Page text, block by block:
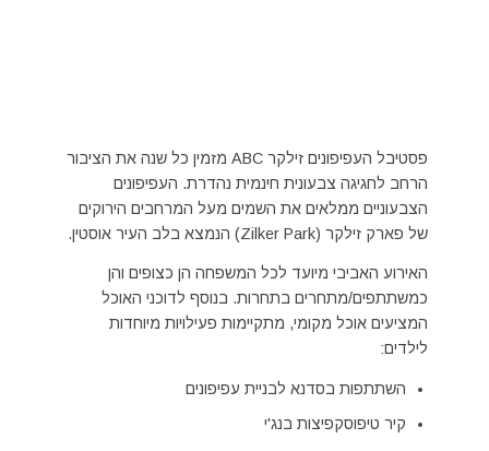
פסטיבל העפיפונים זילקר ABC מזמין כל שנה את הציבור
הרחב לחגיגה צבעונית חינמית נהדרת. העפיפונים
הצבעוניים ממלאים את השמים מעל המרחבים הירוקים
של פארק זילקר (Zilker Park) הנמצא בלב העיר אוסטין.
האירוע האביבי מיועד לכל המשפחה הן כצופים והן
כמשתתפים/מתחרים בתחרות. בנוסף לדוכני האוכל
המציעים אוכל מקומי, מתקיימות פעילויות מיוחדות
לילדים:
השתתפות בסדנא לבניית עפיפונים
קיר טיפוסקפיצות בנג'י